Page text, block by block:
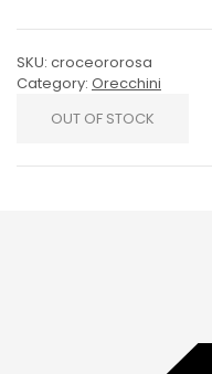
SKU: croceororosa
Category: Orecchini
OUT OF STOCK